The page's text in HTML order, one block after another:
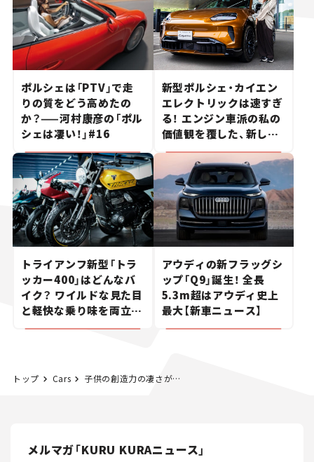
ポルシェは「PTV」で走
りの質をどう高めたの
か？——河村康彦の「ポル
シェは凄い！」#16
新型ポルシェ・カイエン
エレクトリックは速すぎ
る！ エンジン車派の私の
価値観を覆した、新しい
ポルシェの走り。
トライアンフ新型「トラ
ッカー400」はどんなバ
イク？ ワイルドな見た目
と軽快な乗り味を両立し
た400ccフラットトラッ
アウディの新フラッグシ
ップ「Q9」誕生！ 全長
5.3m超はアウディ史上
最大【新車ニュース】
トップ Cars 子供の創造力の凄さが大人をリセット、トヨタ夢のクルマアートコンテスト結果発表
メルマガ「KURU KURAニュース」